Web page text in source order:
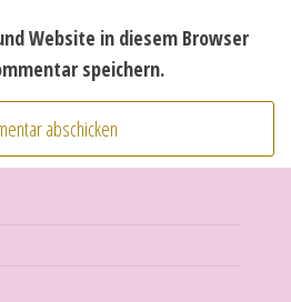
Website in diesem Browser
speichern.